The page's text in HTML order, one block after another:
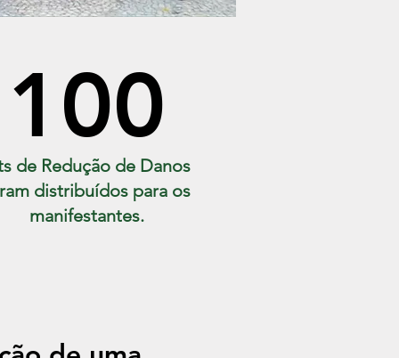
100
de Redução de Danos
distribuídos para os
manifestantes.